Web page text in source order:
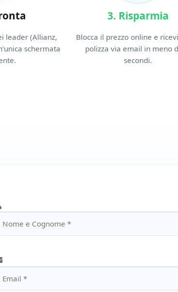
leader (Allianz,
schermata
3. Risparmia
Blocca il prezzo online e
polizza via email in meno
secondi.
prega di lasciare vuoto questo campo.